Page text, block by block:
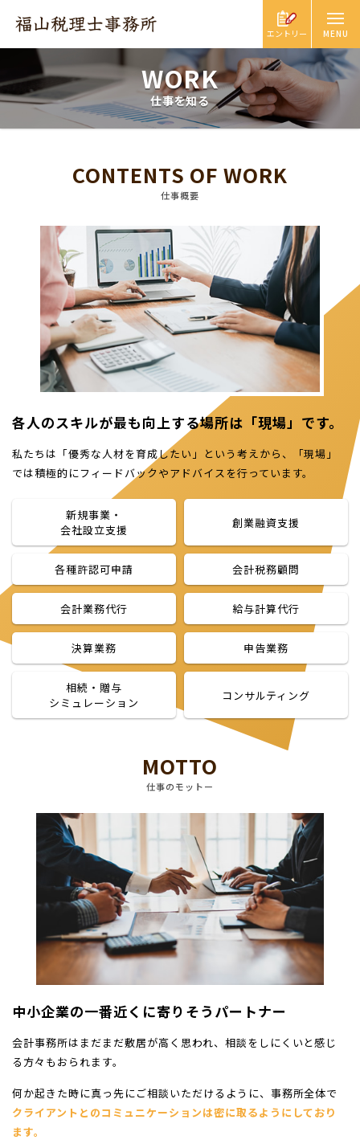
エントリー
WORK
仕事を知る
CONTENTS OF WORK
仕事概要
各人のスキルが最も向上する場所は「現場」です。
私たちは「優秀な人材を育成したい」という考えから、「現場」
では積極的にフィードバックやアドバイスを行っています。
新規事業・
会社設立支援
創業融資支援
各種許認可申請 会計税務顧問
会計業務代行 給与計算代行
決算業務 申告業務
相続・贈与
シミュレーション
コンサルティング
MOTTO
仕事のモットー
中小企業の一番近くに寄りそうパートナー
会計事務所はまだまだ敷居が高く思われ、相談をしにくいと感じ
る方々もおられます。
何か起きた時に真っ先にご相談いただけるように、事務所全体で
クライアントとのコミュニケーションは密に取るようにしており
ます。